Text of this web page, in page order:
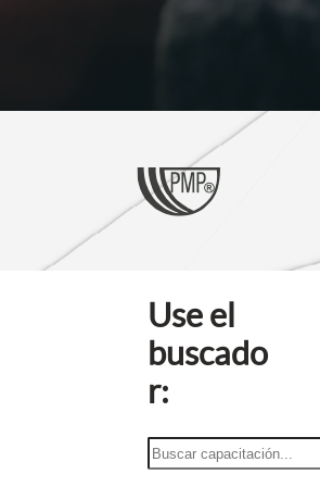
Use el
buscado
r:
B
u